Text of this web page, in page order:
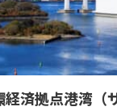
経済拠点港湾（